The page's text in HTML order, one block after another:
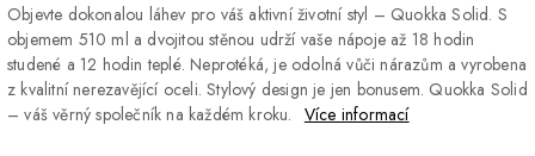
Objevte dokonalou láhev pro váš aktivní životní styl – Quokka Solid. S
objemem 510 ml a dvojitou stěnou udrží vaše nápoje až 18 hodin
studené a 12 hodin teplé. Neprotéká, je odolná vůči nárazům a vyrobena
z kvalitní nerezavějící oceli. Stylový design je jen bonusem. Quokka Solid
– váš věrný společník na každém kroku. Více informací